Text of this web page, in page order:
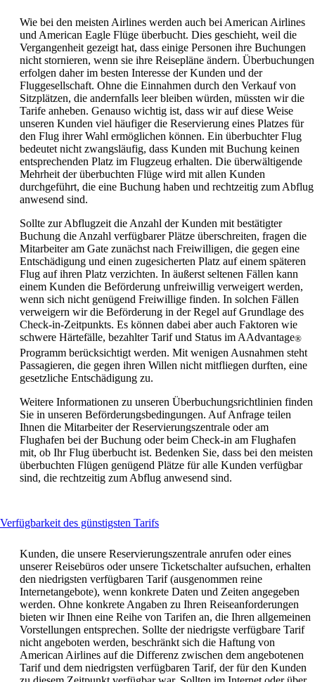
can
be
expanded
Wie bei den meisten Airlines werden auch bei American Airlines
und American Eagle Flüge überbucht. Dies geschieht, weil die
Vergangenheit gezeigt hat, dass einige Personen ihre Buchungen
nicht stornieren, wenn sie ihre Reisepläne ändern. Überbuchungen
erfolgen daher im besten Interesse der Kunden und der
Fluggesellschaft. Ohne die Einnahmen durch den Verkauf von
Sitzplätzen, die andernfalls leer bleiben würden, müssten wir die
Tarife anheben. Genauso wichtig ist, dass wir auf diese Weise
unseren Kunden viel häufiger die Reservierung eines Platzes für
den Flug ihrer Wahl ermöglichen können. Ein überbuchter Flug
bedeutet nicht zwangsläufig, dass Kunden mit Buchung keinen
entsprechenden Platz im Flugzeug erhalten. Die überwältigende
Mehrheit der überbuchten Flüge wird mit allen Kunden
durchgeführt, die eine Buchung haben und rechtzeitig zum Abflug
anwesend sind.
Sollte zur Abflugzeit die Anzahl der Kunden mit bestätigter
Buchung die Anzahl verfügbarer Plätze überschreiten, fragen die
Mitarbeiter am Gate zunächst nach Freiwilligen, die gegen eine
Entschädigung und einen zugesicherten Platz auf einem späteren
Flug auf ihren Platz verzichten. In äußerst seltenen Fällen kann
einem Kunden die Beförderung unfreiwillig verweigert werden,
wenn sich nicht genügend Freiwillige finden. In solchen Fällen
verweigern wir die Beförderung in der Regel auf Grundlage des
Check-in-Zeitpunkts. Es können dabei aber auch Faktoren wie
schwere Härtefälle, bezahlter Tarif und Status im AAdvantage®
Programm berücksichtigt werden. Mit wenigen Ausnahmen steht
Passagieren, die gegen ihren Willen nicht mitfliegen durften, eine
gesetzliche Entschädigung zu.
Weitere Informationen zu unseren Überbuchungsrichtlinien finden
Sie in unseren Beförderungsbedingungen. Auf Anfrage teilen
Ihnen die Mitarbeiter der Reservierungszentrale oder am
Flughafen bei der Buchung oder beim Check-in am Flughafen
mit, ob Ihr Flug überbucht ist. Bedenken Sie, dass bei den meisten
überbuchten Flügen genügend Plätze für alle Kunden verfügbar
sind, die rechtzeitig zum Abflug anwesend sind.
Verfügbarkeit des günstigsten TarifsThis
be
expanded
Kunden, die unsere Reservierungszentrale anrufen oder eines
unserer Reisebüros oder unsere Ticketschalter aufsuchen, erhalten
den niedrigsten verfügbaren Tarif (ausgenommen reine
Internetangebote), wenn konkrete Daten und Zeiten angegeben
werden. Ohne konkrete Angaben zu Ihren Reiseanforderungen
bieten wir Ihnen eine Reihe von Tarifen an, die Ihren allgemeinen
Vorstellungen entsprechen. Sollte der niedrigste verfügbare Tarif
nicht angeboten werden, beschränkt sich die Haftung von
American Airlines auf die Differenz zwischen dem angebotenen
Tarif und dem niedrigsten verfügbaren Tarif, der für den Kunden